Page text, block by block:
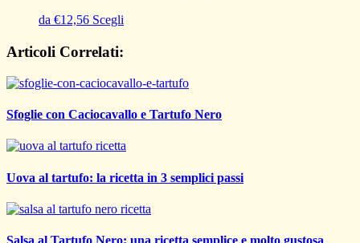
da €12,56 Scegli
Articoli Correlati:
Sfoglie con Caciocavallo e Tartufo Nero
Uova al tartufo: la ricetta in 3 semplici passi